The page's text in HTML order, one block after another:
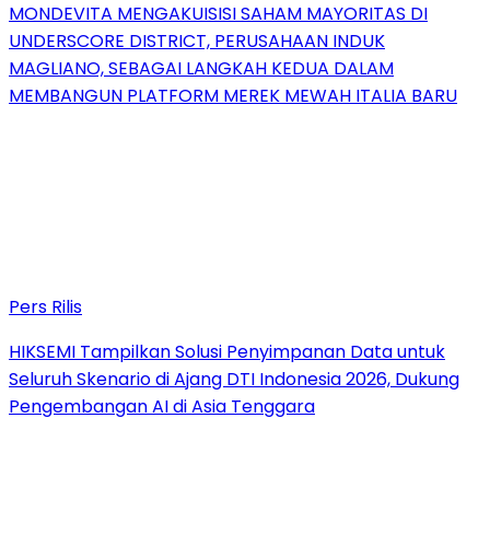
MONDEVITA MENGAKUISISI SAHAM MAYORITAS DI
UNDERSCORE DISTRICT, PERUSAHAAN INDUK
MAGLIANO, SEBAGAI LANGKAH KEDUA DALAM
MEMBANGUN PLATFORM MEREK MEWAH ITALIA BARU
Pers Rilis
HIKSEMI Tampilkan Solusi Penyimpanan Data untuk
Seluruh Skenario di Ajang DTI Indonesia 2026, Dukung
Pengembangan AI di Asia Tenggara